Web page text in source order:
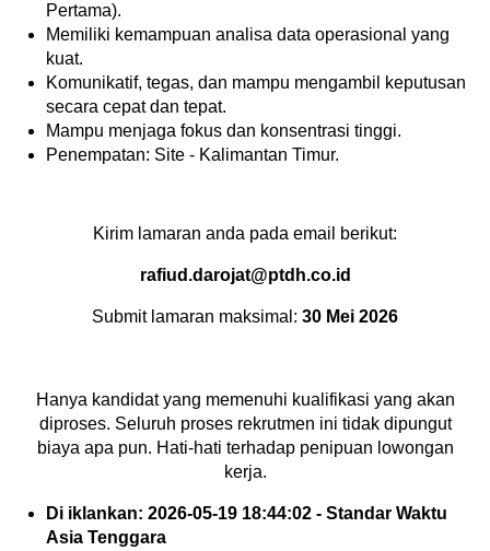
Pertama).
Memiliki kemampuan analisa data operasional yang
kuat.
Komunikatif, tegas, dan mampu mengambil keputusan
secara cepat dan tepat.
Mampu menjaga fokus dan konsentrasi tinggi.
Penempatan: Site - Kalimantan Timur.
Kirim lamaran anda pada email berikut:
rafiud.darojat@ptdh.co.id
Submit lamaran maksimal: 30 Mei 2026
Hanya kandidat yang memenuhi kualifikasi yang akan
diproses. Seluruh proses rekrutmen ini tidak dipungut
biaya apa pun. Hati-hati terhadap penipuan lowongan
kerja.
Di iklankan: 2026-05-19 18:44:02 - Standar Waktu
Asia Tenggara